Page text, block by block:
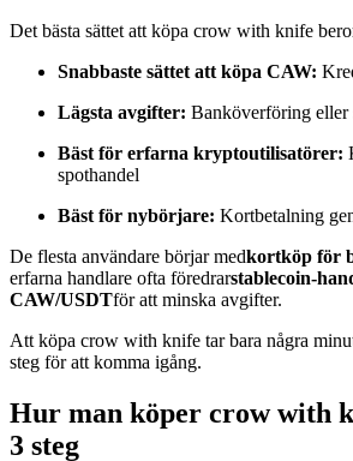
Bli en Copy Trader
Njut av vinstdelning och
Det bästa sättet att köpa crow with knife
Snabbaste sättet att köpa CAW:
Lägsta avgifter: Banköverföring eller
Bäst för erfarna kryptoutilisatörer:
spothandel
Bäst för nybörjare: Kortbetalning
De flesta användare börjar medkortköp för
erfarna handlare ofta föredrarstablecoin-
CAW/USDTför att minska avgifter.
Att köpa crow with knife tar bara några
steg för att komma igång.
Hur man köper crow with
3 steg